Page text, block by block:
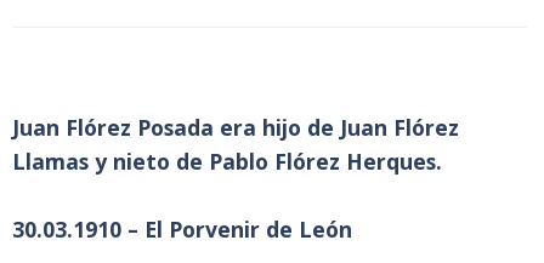
Juan Flórez Posada era hijo de Juan Flórez
Llamas y nieto de Pablo Flórez Herques.
30.03.1910 – El Porvenir de León